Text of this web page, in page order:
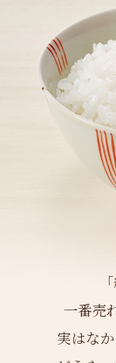
トップページ
マイページ
初めて
一番売
実はな